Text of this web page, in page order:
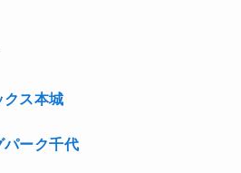
ス本城
ーク千代